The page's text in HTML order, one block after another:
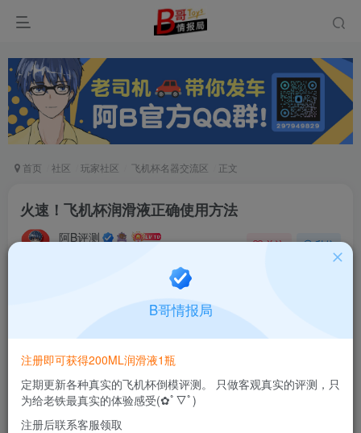
首页 社区 玩家社区 飞机杯名器交流区 正文
火速！飞机杯润滑液正确使用方法
阿B评测 关注 私信
B哥情报局
注册即可获得200ML润滑液1瓶
定期更新各种真实的飞机杯倒模评测。 只做客观真实的评测，只
为给老铁最真实的体验感受(✿ﾟ▽ﾟ)
注册后联系客服领取